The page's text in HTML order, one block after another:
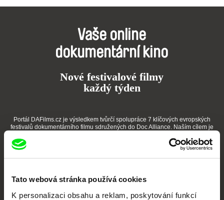
Tato webová stránka používá cookies
K personalizaci obsahu a reklam, poskytování funkcí
Vaše online
dokumentární kino
Nové festivalové filmy
každý týden
Portál DAFilms.cz je výsledkem tvůrčí spolupráce 7 klíčových evropských
festivalů dokumentárního filmu sdružených do Doc Alliance. Naším cílem je